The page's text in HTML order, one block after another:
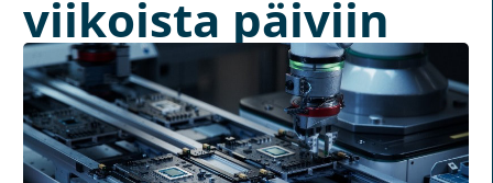
viikoista päiviin